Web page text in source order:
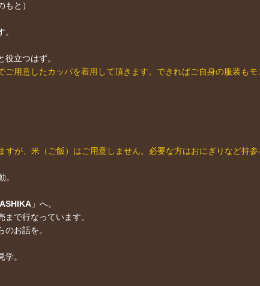
と）
立つはず。
用意したカッパを着用して頂きます。できればご自身の服装も
が、米（ご飯）はご用意しません。必要な方はおにぎりなど持参
」へ。
で行なっています。
お話を。
。